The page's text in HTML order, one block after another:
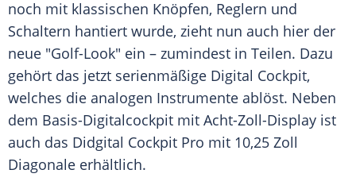
noch mit klassischen Knöpfen, Reglern und
Schaltern hantiert wurde, zieht nun auch hier der
neue "Golf-Look" ein – zumindest in Teilen. Dazu
gehört das jetzt serienmäßige Digital Cockpit,
welches die analogen Instrumente ablöst. Neben
dem Basis-Digitalcockpit mit Acht-Zoll-Display ist
auch das Didgital Cockpit Pro mit 10,25 Zoll
Diagonale erhältlich.